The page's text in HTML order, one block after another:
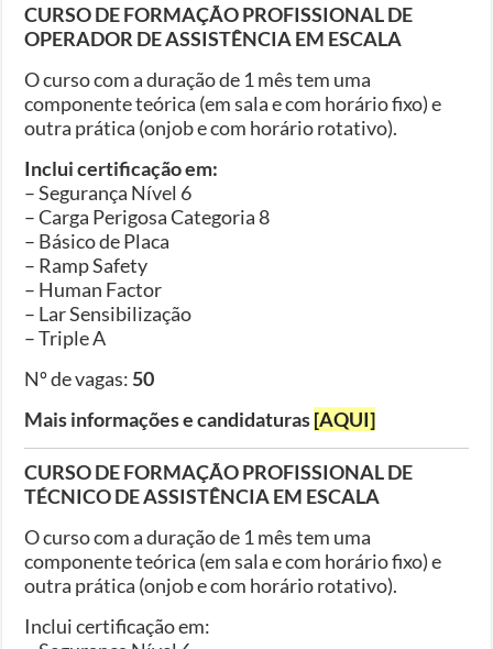
CURSO DE FORMAÇÃO PROFISSIONAL DE
OPERADOR DE ASSISTÊNCIA EM ESCALA
O curso com a duração de 1 mês tem uma
componente teórica (em sala e com horário fixo) e
outra prática (onjob e com horário rotativo).
Inclui certificação em:
– Segurança Nível 6
– Carga Perigosa Categoria 8
– Básico de Placa
– Ramp Safety
– Human Factor
– Lar Sensibilização
– Triple A
Nº de vagas: 50
Mais informações e candidaturas[AQUI]
CURSO DE FORMAÇÃO PROFISSIONAL DE
TÉCNICO DE ASSISTÊNCIA EM ESCALA
O curso com a duração de 1 mês tem uma
componente teórica (em sala e com horário fixo) e
outra prática (onjob e com horário rotativo).
Inclui certificação em: